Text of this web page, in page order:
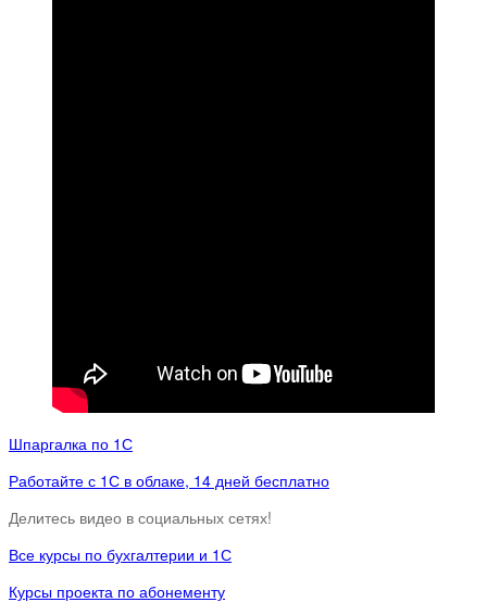
Шпаргалка по 1С
Работайте с 1С в облаке, 14 дней бесплатно
Делитесь видео в социальных сетях!
Все курсы по бухгалтерии и 1С
Курсы проекта по абонементу